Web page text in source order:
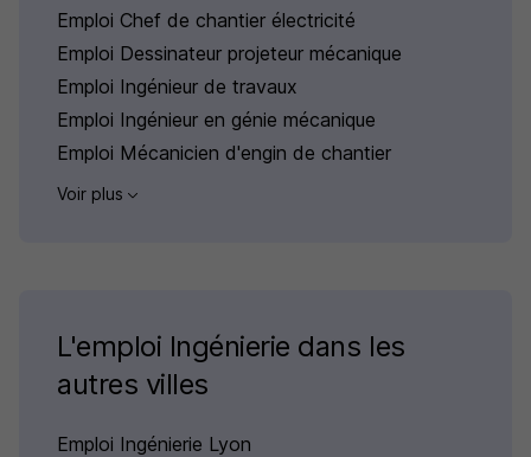
Emploi Chef de chantier électricité
Emploi Dessinateur projeteur mécanique
Emploi Ingénieur de travaux
Emploi Ingénieur en génie mécanique
Emploi Mécanicien d'engin de chantier
Voir plus
L'emploi Ingénierie dans les
autres villes
Emploi Ingénierie Lyon